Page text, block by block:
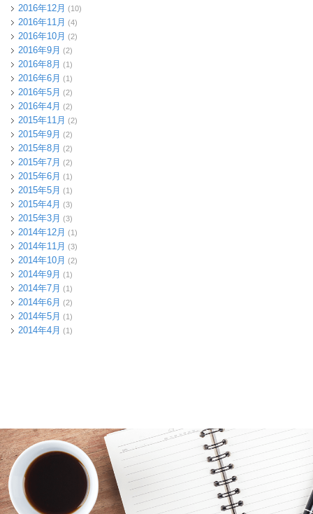
2016年12月 (10)
2016年11月 (4)
2016年10月 (2)
2016年9月 (2)
2016年8月 (1)
2016年6月 (1)
2016年5月 (2)
2016年4月 (2)
2015年11月 (2)
2015年9月 (2)
2015年8月 (2)
2015年7月 (2)
2015年6月 (1)
2015年5月 (1)
2015年4月 (3)
2015年3月 (3)
2014年12月 (1)
2014年11月 (3)
2014年10月 (2)
2014年9月 (1)
2014年7月 (1)
2014年6月 (2)
2014年5月 (1)
2014年4月 (1)